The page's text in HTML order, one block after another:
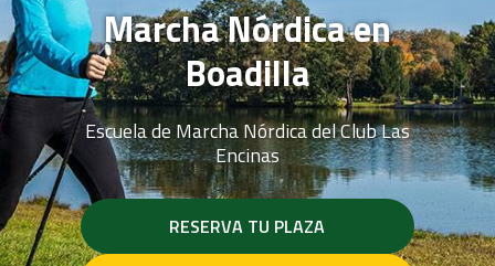
Marcha Nórdica en
Boadilla
Escuela de Marcha Nórdica del Club Las
Encinas
RESERVA TU PLAZA